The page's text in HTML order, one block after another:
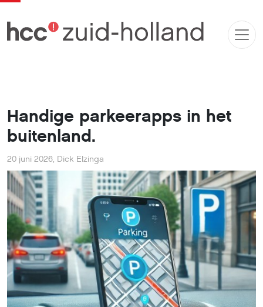
Handige parkeerapps in het
buitenland.
20 juni 2026, Dick Elzinga